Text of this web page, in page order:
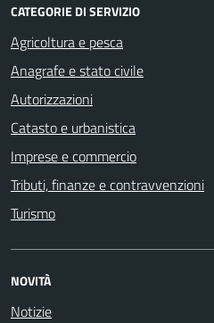
CATEGORIE DI SERVIZIO
Agricoltura e pesca
Anagrafe e stato civile
Autorizzazioni
Catasto e urbanistica
Imprese e commercio
Tributi, finanze e contravvenzioni
Turismo
NOVITÀ
Notizie